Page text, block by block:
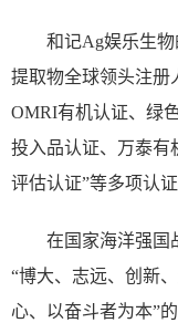
和记Ag娱乐生物
提取物全球领头注册
OMRI有机认证、绿
投入品认证、万泰有
评估认证”等多项认证
在国家海洋强国
“博大、志远、创新
心、以奋斗者为本”